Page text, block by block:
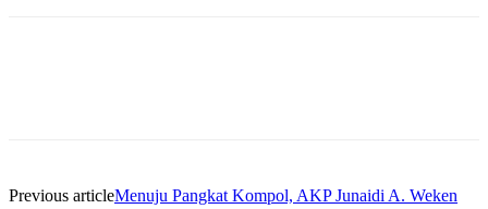
Previous articleMenuju Pangkat Kompol, AKP Junaidi A. Weken